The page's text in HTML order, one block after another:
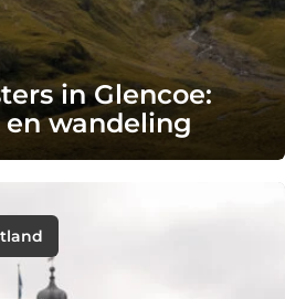
in Glencoe:
wandeling